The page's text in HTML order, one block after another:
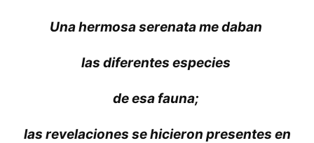
Una hermosa serenata me daban
las diferentes especies
de esa fauna;
las revelaciones se hicieron presentes en